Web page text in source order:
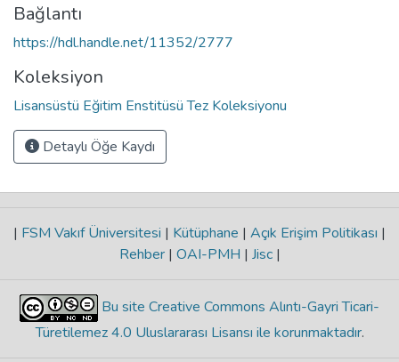
Bağlantı
https://hdl.handle.net/11352/2777
Koleksiyon
Lisansüstü Eğitim Enstitüsü Tez Koleksiyonu
Detaylı Öğe Kaydı
| FSM Vakıf Üniversitesi | Kütüphane | Açık Erişim Politikası |
Rehber | OAI-PMH | Jisc |
Bu site Creative Commons Alıntı-Gayri Ticari-
Türetilemez 4.0 Uluslararası Lisansı ile korunmaktadır.